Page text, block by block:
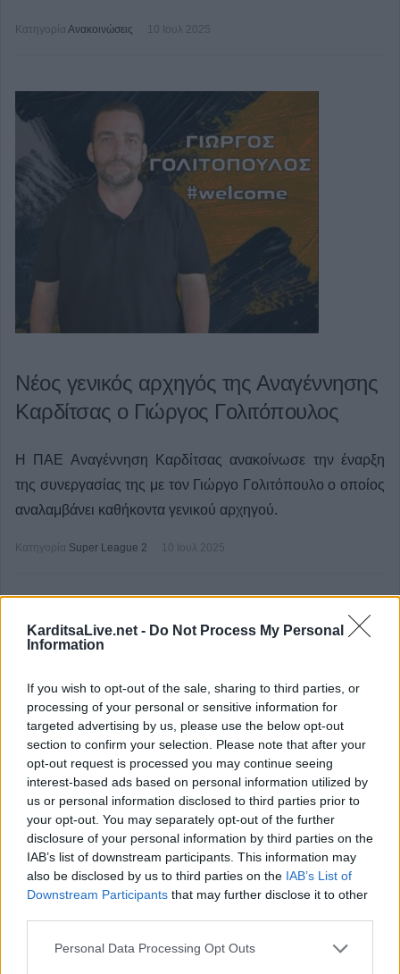
KarditsaLive.net - Do Not Process My Personal
Information
If you wish to opt-out of the sale, sharing to third parties, or
processing of your personal or sensitive information for
targeted advertising by us, please use the below opt-out
section to confirm your selection. Please note that after your
opt-out request is processed you may continue seeing
interest-based ads based on personal information utilized by
us or personal information disclosed to third parties prior to
your opt-out. You may separately opt-out of the further
disclosure of your personal information by third parties on the
IAB’s list of downstream participants. This information may
also be disclosed by us to third parties on the IAB’s List of
Downstream Participants that may further disclose it to other
Personal Data Processing Opt Outs
Κατηγορία Ανακοινώσεις 10 Ιουλ 2025
Νέος γενικός αρχηγός της Αναγέννησης
Καρδίτσας ο Γιώργος Γολιτόπουλος
Η ΠΑΕ Αναγέννηση Καρδίτσας ανακοίνωσε την έναρξη
της συνεργασίας της με τον Γιώργο Γολιτόπουλο ο οποίος
αναλαμβάνει καθήκοντα γενικού αρχηγού.
Κατηγορία Super League 2 10 Ιουλ 2025
Σοφάδες: Κλοπή σε σπίτι από 2 άνδρες
- Ταυτοποιήθηκε ένας από τους δύο
δράστες
δικογραφία σε βάρος άνδρα και άγνωστου, μέχρι στιγμής,